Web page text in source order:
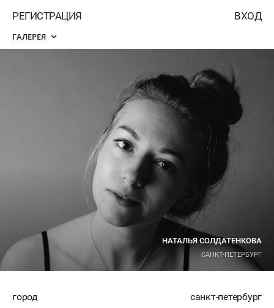
ВХОД
РЕГИСТРАЦИЯ
ГАЛЕРЕЯ
НАТАЛЬЯ СОЛДАТЕНКОВА
САНКТ-ПЕТЕРБУРГ
город санкт-петербург